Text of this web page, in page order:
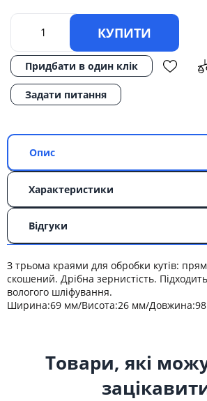
КУПИТИ
Придбати в один клік
Задати питання
Опис
Характеристики
Відгуки
З трьома краями для обробки кутів:
скошений. Дрібна зернистість.
вологого шліфування.
Ширина:69 мм/Висота:26 мм/
Товари, які